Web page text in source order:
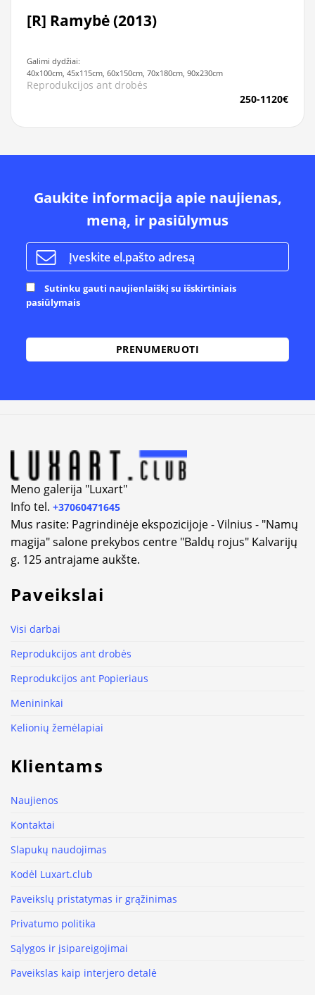
[R] Ramybė (2013)
Galimi dydžiai:
40x100cm, 45x115cm, 60x150cm, 70x180cm, 90x230cm
Reprodukcijos ant drobės
250-1120€
Gaukite informacija apie naujienas,
meną, ir pasiūlymus
Sutinku gauti naujienlaiškį su išskirtiniais
pasiūlymais
Meno galerija "Luxart"
Info tel. +37060471645
Mus rasite: Pagrindinėje ekspozicijoje - Vilnius - "Namų
magija" salone prekybos centre "Baldų rojus" Kalvarijų
g. 125 antrajame aukšte.
Paveikslai
Visi darbai
Reprodukcijos ant drobės
Reprodukcijos ant Popieriaus
Menininkai
Kelionių žemėlapiai
Klientams
Naujienos
Kontaktai
Slapukų naudojimas
Kodėl Luxart.club
Paveikslų pristatymas ir grąžinimas
Privatumo politika
Sąlygos ir įsipareigojimai
Paveikslas kaip interjero detalė